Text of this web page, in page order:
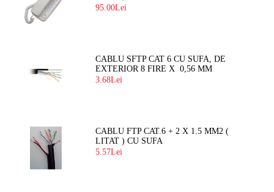
BLOC
95.00Lei
CABLU SFTP CAT 6 CU SUFA, DE
EXTERIOR 8 FIRE X 0,56 MM
3.68Lei
CABLU FTP CAT.6 + 2 X 1.5 MM2 (
LITAT ) CU SUFA
5.57Lei